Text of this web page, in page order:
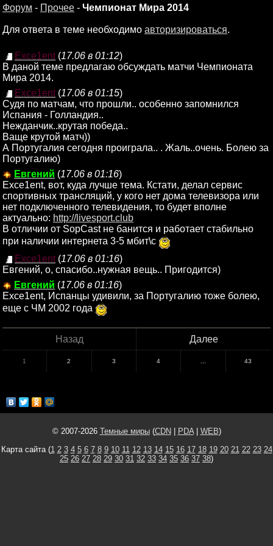
Форум - Прочее - Чемпионат Мира 2014
Для ответа в теме необходимо авторизироваться.
Exce1ent (17.06 в 01:12)
В даной теме предлагаю обсуждать матчи Чемпионата
Мира 2014.
Exce1ent (17.06 в 01:15)
Судя по матчам, что прошли.. особенно запомнился
Испания - Голландия..
Нежданчик..крутая победа..
Ваще крутой матч))
А Португалия сегодня проиграла.. . Жаль..очень. Болею за
Португалию)
Евгений (17.06 в 01:16)
Exce1ent, вот, куда лучше тема. Кстати, делал сервис
спортивных трансляций, у кого нет дома телевизора или
нет подключенного телевидения, то будет вполне
актуально: http://livesport.club
В отличии от SopCast не банится и работает стабильно
при наличии интернета 3-5 мбит\с
Exce1ent (17.06 в 01:16)
Евгений, о, спасибо..нужная вещь.. Пригодится)
Евгений (17.06 в 01:16)
Exce1ent, Испанцы удивили, за Португалию тоже болею,
еще с ЧМ 2002 года
Назад Далее
1 2 3 4 43
© 2007-2026 Темные миры(CDN PDA| WEB)
Карта сайта (1 2 3 4 5 6 7 8 9 10 11 12 13 14 15 16 17 18 19 20 21 22 23 24
25 26 27 28 29 30 31 32 33 34 35 36 37 38)